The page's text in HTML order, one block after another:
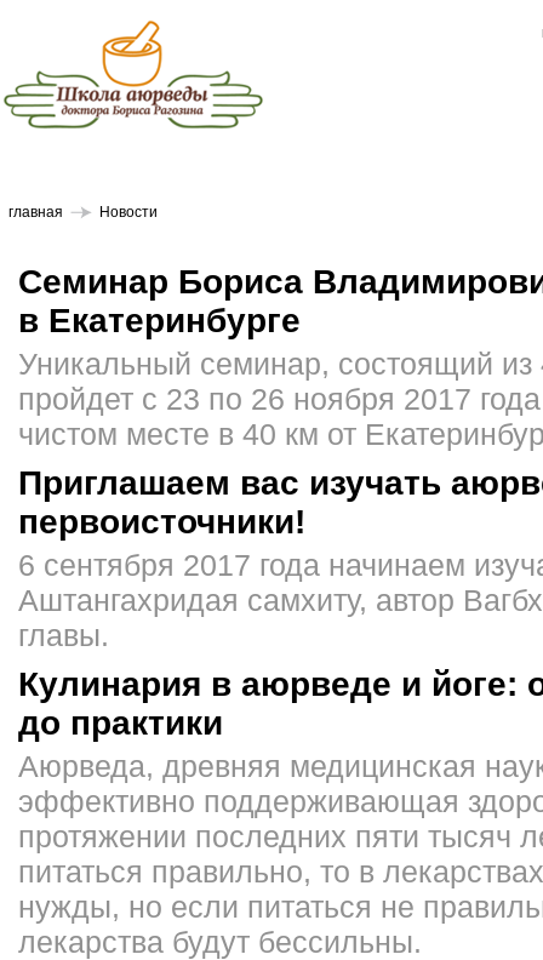
главная Новости
Семинар Бориса
в Екатеринбурге
Уникальный семинар, состоящий из
пройдет с 23 по 26 ноября 2017
чистом месте в 40 км от
Приглашаем вас изучать
первоисточники!
6 сентября 2017 года начинаем
Аштангахридая самхиту, автор
главы.
Кулинария в аюрведе и йоге:
до практики
Аюрведа, древняя медицинская
эффективно поддерживающая
протяжении последних пяти тысяч
питаться правильно, то в
нужды, но если питаться не
лекарства будут бессильны.